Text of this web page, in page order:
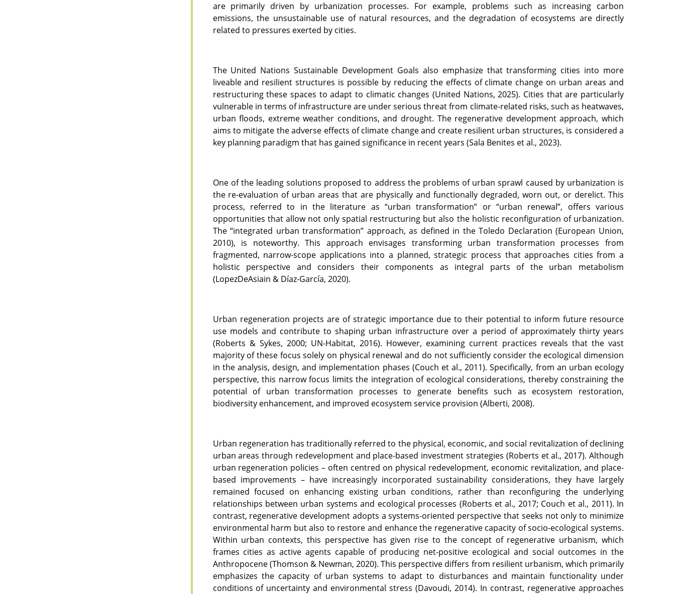
are primarily driven by urbanization processes. For example, problems such as increasing carbon
emissions, the unsustainable use of natural resources, and the degradation of ecosystems are directly
related to pressures exerted by cities.
The United Nations Sustainable Development Goals also emphasize that transforming cities into more
liveable and resilient structures is possible by reducing the effects of climate change on urban areas and
restructuring these spaces to adapt to climatic changes (United Nations, 2025). Cities that are particularly
vulnerable in terms of infrastructure are under serious threat from climate-related risks, such as heatwaves,
urban floods, extreme weather conditions, and drought. The regenerative development approach, which
aims to mitigate the adverse effects of climate change and create resilient urban structures, is considered a
key planning paradigm that has gained significance in recent years (Sala Benites et al., 2023).
One of the leading solutions proposed to address the problems of urban sprawl caused by urbanization is
the re-evaluation of urban areas that are physically and functionally degraded, worn out, or derelict. This
process, referred to in the literature as “urban transformation” or “urban renewal”, offers various
opportunities that allow not only spatial restructuring but also the holistic reconfiguration of urbanization.
The “integrated urban transformation” approach, as defined in the Toledo Declaration (European Union,
2010), is noteworthy. This approach envisages transforming urban transformation processes from
fragmented, narrow-scope applications into a planned, strategic process that approaches cities from a
holistic perspective and considers their components as integral parts of the urban metabolism
(LopezDeAsiain & Díaz-García, 2020).
Urban regeneration projects are of strategic importance due to their potential to inform future resource
use models and contribute to shaping urban infrastructure over a period of approximately thirty years
(Roberts & Sykes, 2000; UN-Habitat, 2016). However, examining current practices reveals that the vast
majority of these focus solely on physical renewal and do not sufficiently consider the ecological dimension
in the analysis, design, and implementation phases (Couch et al., 2011). Specifically, from an urban ecology
perspective, this narrow focus limits the integration of ecological considerations, thereby constraining the
potential of urban transformation processes to generate benefits such as ecosystem restoration,
biodiversity enhancement, and improved ecosystem service provision (Alberti, 2008).
Urban regeneration has traditionally referred to the physical, economic, and social revitalization of declining
urban areas through redevelopment and place-based investment strategies (Roberts et al., 2017). Although
urban regeneration policies – often centred on physical redevelopment, economic revitalization, and place-
based improvements – have increasingly incorporated sustainability considerations, they have largely
remained focused on enhancing existing urban conditions, rather than reconfiguring the underlying
relationships between urban systems and ecological processes (Roberts et al., 2017; Couch et al., 2011). In
contrast, regenerative development adopts a systems-oriented perspective that seeks not only to minimize
environmental harm but also to restore and enhance the regenerative capacity of socio-ecological systems.
Within urban contexts, this perspective has given rise to the concept of regenerative urbanism, which
frames cities as active agents capable of producing net-positive ecological and social outcomes in the
Anthropocene (Thomson & Newman, 2020). This perspective differs from resilient urbanism, which primarily
emphasizes the capacity of urban systems to adapt to disturbances and maintain functionality under
conditions of uncertainty and environmental stress (Davoudi, 2014). In contrast, regenerative approaches